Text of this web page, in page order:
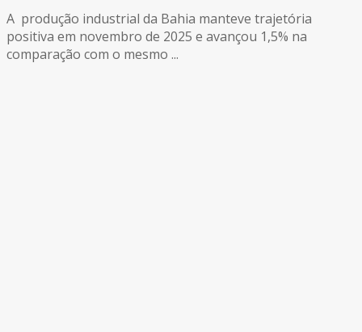
A produção industrial da Bahia manteve trajetória
positiva em novembro de 2025 e avançou 1,5% na
comparação com o mesmo ...